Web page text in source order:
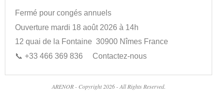
Fermé pour congés annuels
Ouverture mardi 18 août 2026 à 14h
12 quai de la Fontaine 30900 Nîmes France
📞 +33 466 369 836 Contactez-nous
ARENOR - Copyright 2026 - All Rights Reserved.